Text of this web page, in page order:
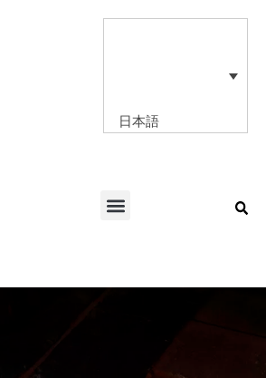
日本語
Menu